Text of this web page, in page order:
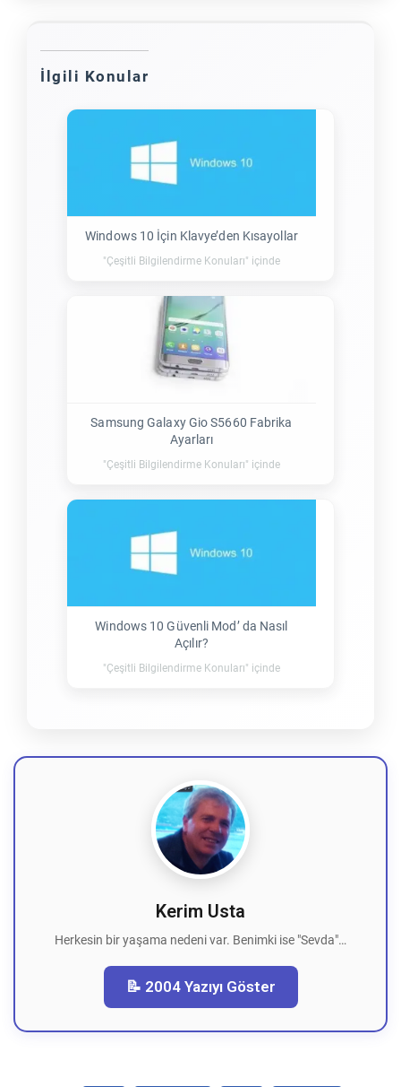
İlgili Konular
Windows 10 İçin Klavye’den Kısayollar
"Çeşitli Bilgilendirme Konuları" içinde
Samsung Galaxy Gio S5660 Fabrika
Ayarları
"Çeşitli Bilgilendirme Konuları" içinde
Windows 10 Güvenli Mod’ da Nasıl
Açılır?
"Çeşitli Bilgilendirme Konuları" içinde
Kerim Usta
Herkesin bir yaşama nedeni var. Benimki ise "Sevda"…
📝 2004 Yazıyı Göster